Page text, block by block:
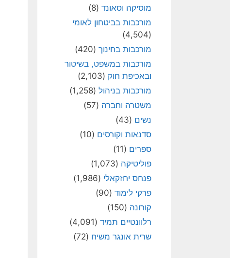
מוסיקה וסאונד (8)
מורכבות בביטחון לאומי
(4,504)
מורכבות בחינוך (420)
מורכבות במשפט, בשיטור
ובאכיפת חוק (2,103)
מורכבות בניהול (1,258)
משטרה וחברה (57)
נשים (43)
סדנאות וקורסים (10)
ספרים (11)
פוליטיקה (1,073)
פנחס יחזקאלי (1,986)
פרקי לימוד (90)
קורונה (150)
רלוונטיים תמיד (4,091)
שרית אונגר משיח (72)